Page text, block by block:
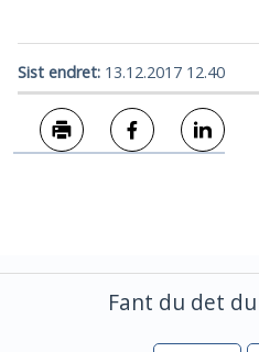
Sist endret 13.12.2017 12.40
Fant du det